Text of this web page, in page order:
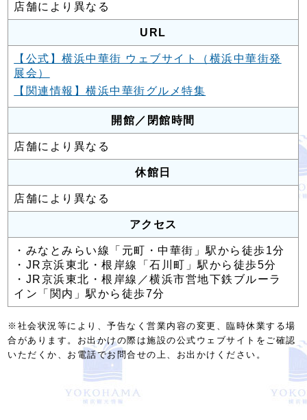
店舗により異なる
URL
【公式】横浜中華街 ウェブサイト（横浜中華街発
展会）
【関連情報】横浜中華街グルメ特集
開館／閉館時間
店舗により異なる
休館日
店舗により異なる
アクセス
・みなとみらい線「元町・中華街」駅から徒歩1分
・JR京浜東北・根岸線「石川町」駅から徒歩5分
・JR京浜東北・根岸線／横浜市営地下鉄ブルーラ
イン「関内」駅から徒歩7分
※社会状況等により、予告なく営業内容の変更、臨時休業する場
合があります。お出かけの際は施設の公式ウェブサイトをご確認
いただくか、お電話でお問合せの上、お出かけください。